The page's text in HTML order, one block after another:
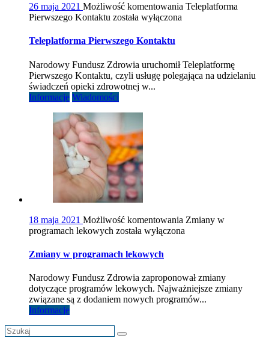
26 maja 2021 Możliwość komentowania Teleplatforma
Pierwszego Kontaktu została wyłączona
Teleplatforma Pierwszego Kontaktu
Narodowy Fundusz Zdrowia uruchomił Teleplatformę
Pierwszego Kontaktu, czyli usługę polegająca na udzielaniu
świadczeń opieki zdrowotnej w...
Informacje Wiadomości
18 maja 2021 Możliwość komentowania Zmiany w
programach lekowych została wyłączona
Zmiany w programach lekowych
Narodowy Fundusz Zdrowia zaproponował zmiany
dotyczące programów lekowych. Najważniejsze zmiany
związane są z dodaniem nowych programów...
Informacje